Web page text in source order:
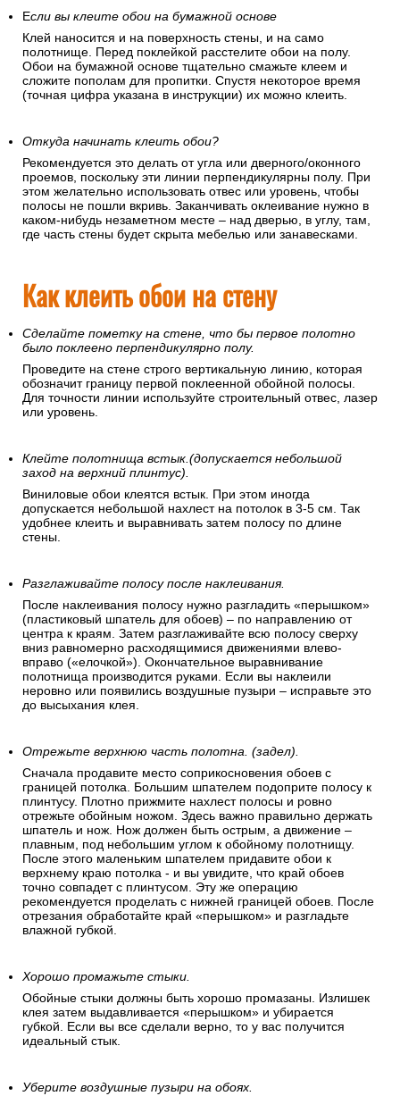
Если вы клеите обои на бумажной основе
Клей наносится и на поверхность стены, и на само
полотнище. Перед поклейкой расстелите обои на полу.
Обои на бумажной основе тщательно смажьте клеем и
сложите пополам для пропитки. Спустя некоторое время
(точная цифра указана в инструкции) их можно клеить.
Откуда начинать клеить обои?
Рекомендуется это делать от угла или дверного/оконного
проемов, поскольку эти линии перпендикулярны полу. При
этом желательно использовать отвес или уровень, чтобы
полосы не пошли вкривь. Заканчивать оклеивание нужно в
каком-нибудь незаметном месте – над дверью, в углу, там,
где часть стены будет скрыта мебелью или занавесками.
Как клеить обои на стену
Сделайте пометку на стене, что бы первое полотно
было поклеено перпендикулярно полу.
Проведите на стене строго вертикальную линию, которая
обозначит границу первой поклеенной обойной полосы.
Для точности линии используйте строительный отвес, лазер
или уровень.
Клейте полотнища встык.(допускается небольшой
заход на верхний плинтус).
Виниловые обои клеятся встык. При этом иногда
допускается небольшой нахлест на потолок в 3-5 см. Так
удобнее клеить и выравнивать затем полосу по длине
стены.
Разглаживайте полосу после наклеивания.
После наклеивания полосу нужно разгладить «перышком»
(пластиковый шпатель для обоев) – по направлению от
центра к краям. Затем разглаживайте всю полосу сверху
вниз равномерно расходящимися движениями влево-
вправо («елочкой»). Окончательное выравнивание
полотнища производится руками. Если вы наклеили
неровно или появились воздушные пузыри – исправьте это
до высыхания клея.
Отрежьте верхнюю часть полотна. (задел).
Сначала продавите место соприкосновения обоев с
границей потолка. Большим шпателем подоприте полосу к
плинтусу. Плотно прижмите нахлест полосы и ровно
отрежьте обойным ножом. Здесь важно правильно держать
шпатель и нож. Нож должен быть острым, а движение –
плавным, под небольшим углом к обойному полотнищу.
После этого маленьким шпателем придавите обои к
верхнему краю потолка - и вы увидите, что край обоев
точно совпадет с плинтусом. Эту же операцию
рекомендуется проделать с нижней границей обоев. После
отрезания обработайте край «перышком» и разгладьте
влажной губкой.
Хорошо промажьте стыки.
Обойные стыки должны быть хорошо промазаны. Излишек
клея затем выдавливается «перышком» и убирается
губкой. Если вы все сделали верно, то у вас получится
идеальный стык.
Уберите воздушные пузыри на обоях.